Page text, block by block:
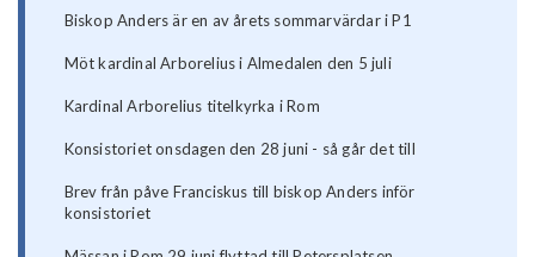
Biskop Anders är en av årets sommarvärdar i P1
Möt kardinal Arborelius i Almedalen den 5 juli
Kardinal Arborelius titelkyrka i Rom
Konsistoriet onsdagen den 28 juni - så går det till
Brev från påve Franciskus till biskop Anders inför
konsistoriet